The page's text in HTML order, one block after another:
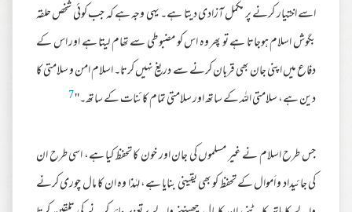
اسے اختیار کرنے پر مکمل آزادی دیتا ہے۔ یہی وجہ ہے کہ جب کوئی شخص حلقہ
بگوش اسلام ہوجاتا ہے تو پھر وہ اس کو مضبوطی سے تھام لیتا ہے اور اس کے
دفاع میں اپنی جان بھی قربان کرنے سے دریغ نہیں کرتا۔ اسلام امن و سلامتی کا
دین ہے، سلامتی اللہ کے ساتھ اور سلامتی تمام کائنات کے ساتھ۔''7
جس طرح اسلام نے غیر مسلموں کی جان اور خون کا تحفظ کیا ہے، اسی طرح ان
کی جائیداد و اَموال کے تحفظ کو بھی یقینی بنایا ہے، لہٰذا وہ ان کا مال چوری کرنے